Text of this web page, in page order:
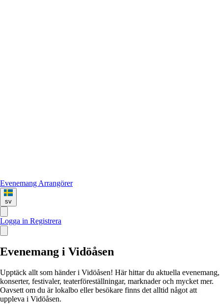
Evenemang Arrangörer
sv
Logga in Registrera
Evenemang i Vidöåsen
Upptäck allt som händer i Vidöåsen! Här hittar du aktuella evenemang,
konserter, festivaler, teaterföreställningar, marknader och mycket mer.
Oavsett om du är lokalbo eller besökare finns det alltid något att
uppleva i Vidöåsen.